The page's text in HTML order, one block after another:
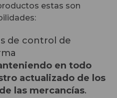
estas son
de control de
en todo
actualizado de los
las mercancías.